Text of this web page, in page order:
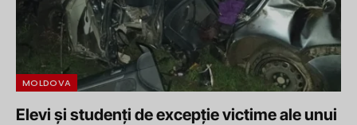
MOLDOVA
Elevi și studenți de excepție victime ale unui